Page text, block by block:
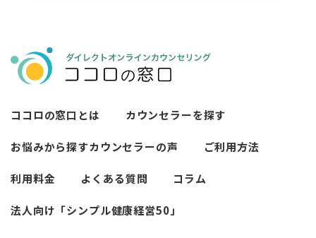
ココロの窓口とは カウンセラーを探す
お悩みから探すカウンセラーの声 ご利用方法
利用料金 よくある質問 コラム
法人向け「シンプル健康経営50」